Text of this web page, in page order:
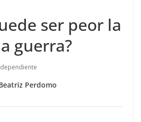
ser peor la
guerra?
Perdomo